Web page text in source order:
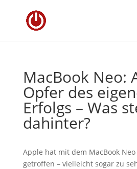
MacBook Neo:
Opfer des
Erfolgs – Was
dahinter?
Apple hat mit dem MacBook
getroffen – vielleicht sogar zu